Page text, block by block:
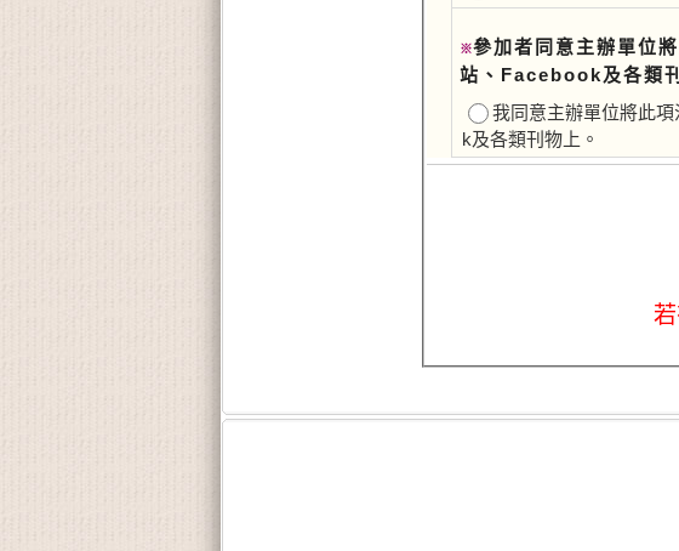
※參加者同意主辦單位
站、Facebook及各類
我同意主辦單位將此
k及各類刊物上。